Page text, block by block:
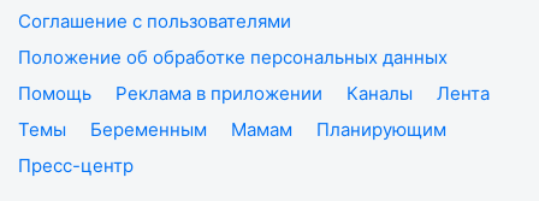
Соглашение с пользователями
Положение об обработке персональных данных
Помощь
Реклама в приложении Каналы
Лента
Темы
Беременным Мамам
Планирующим
Пресс-центр